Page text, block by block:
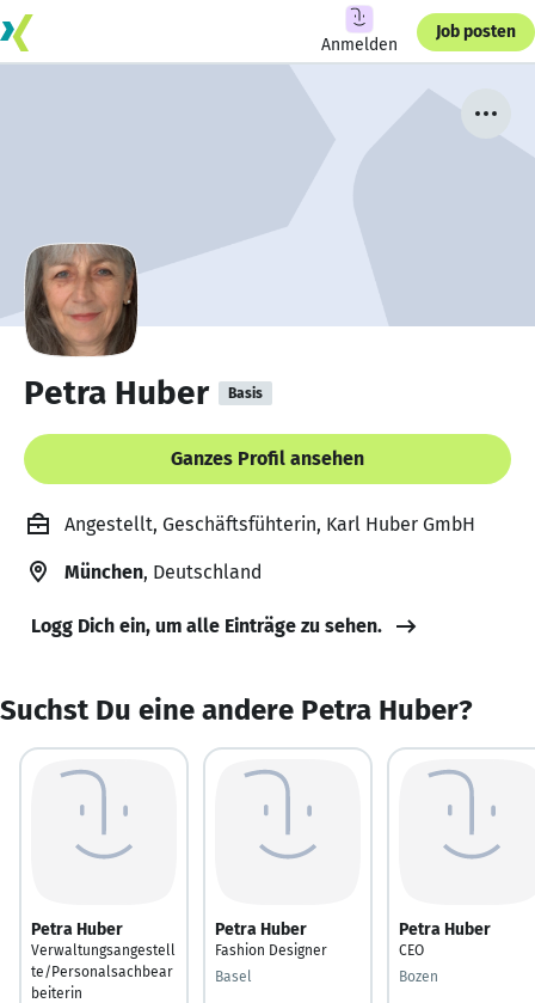
Anmelden
Job posten
Petra Huber Basis
Ganzes Profil ansehen
Angestellt, Geschäftsfühterin, Karl Huber GmbH
München, Deutschland
Logg Dich ein, um alle Einträge zu sehen.
Suchst Du eine andere Petra Huber?
Petra Huber
Verwaltungsangestell
te/Personalsachbear
beiterin
Petra Huber
Fashion Designer
Basel
Petra Huber
CEO
Bozen